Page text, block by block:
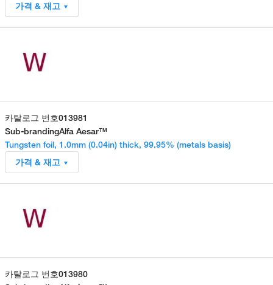
가격 & 재고
카탈로그 번호013981
Sub-brandingAlfa Aesar™
Tungsten foil, 1.0mm (0.04in) thick, 99.95% (metals basis)
가격 & 재고
카탈로그 번호013980